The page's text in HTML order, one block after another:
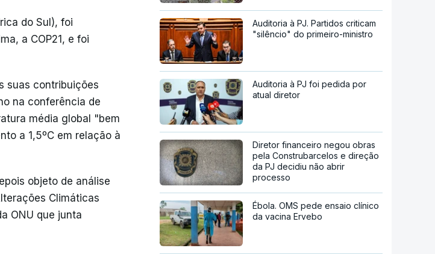
do Sul), foi
a COP21, e foi
suas contribuições
na conferência de
média global "bem
a 1,5ºC em relação à
objeto de análise
Climáticas
ONU que junta
Auditoria à PJ. Partidos criticam
"silêncio" do primeiro-ministro
Auditoria à PJ foi pedida por
atual diretor
Diretor financeiro negou obras
pela Construbarcelos e direção
da PJ decidiu não abrir
processo
Ébola. OMS pede ensaio clínico
da vacina Ervebo